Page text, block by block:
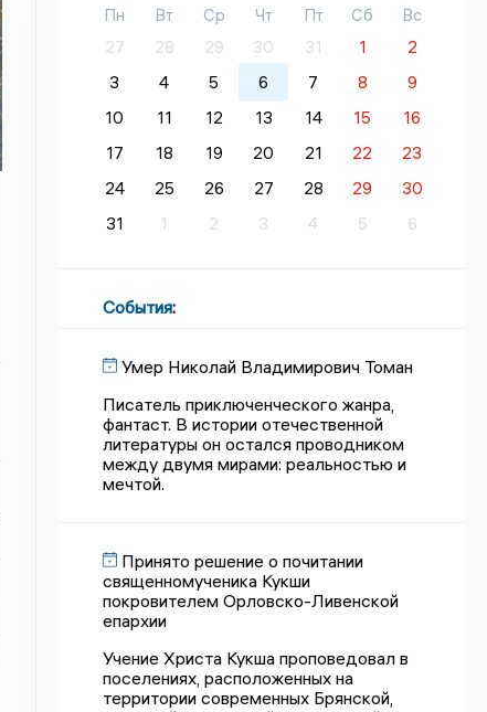
Пн Вт Ср Чт Пт Сб
Вс
27
28 29 30 31 1
2
3
4 5 6 7 8
9
10
11 12 13 14 15
16
17
18 19 20 21 22
23
24
25 26 27 28 29
30
31
1 2 3 4 5 6
События:
Умер Николай Владимирович Томан
Писатель приключенческого жанра,
фантаст. В истории отечественной
литературы он остался проводником
между двумя мирами: реальностью и
мечтой.
Принято решение о почитании
священномученика Кукши
покровителем Орловско-Ливенской
епархии
Учение Христа Кукша проповедовал в
поселениях, расположенных на
территории современных Брянской,